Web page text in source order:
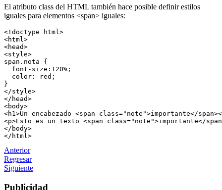
El atributo class del HTML también hace posible definir estilos
iguales para elementos <span> iguales:
<!doctype html>
<html>
<head>
<style>
span.nota {
  font-size:120%;
  color: red;
}
</style>
</head>
<body>
<h1>Un encabezado <span class="note">importante</
<p>Esto es un texto <span class="note">importante</
</body>
</html>
Anterior
Regresar
Siguiente
Publicidad